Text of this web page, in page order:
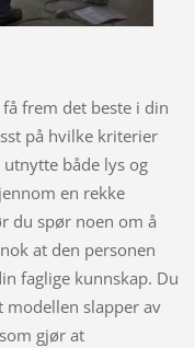
frem det beste i din
på hvilke kriterier
både lys og
en rekke
du spør noen om å
at den personen
faglige kunnskap. Du
slapper av
gjør at